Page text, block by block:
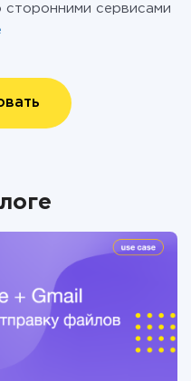
сторонними сервисами